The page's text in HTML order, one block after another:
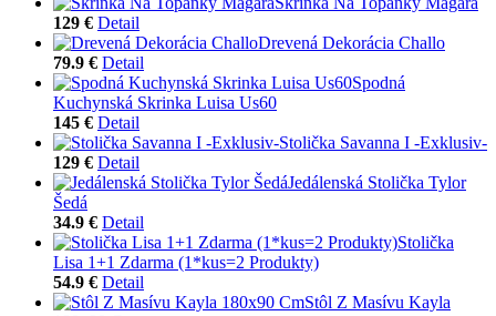
129 € Detail
Drevená Dekorácia Challo
79.9 € Detail
Spodná
Kuchynská Skrinka Luisa Us60
145 € Detail
Stolička Savanna I -Exklusiv-
129 € Detail
Jedálenská Stolička Tylor
Šedá
34.9 € Detail
Stolička
Lisa 1+1 Zdarma (1*kus=2 Produkty)
54.9 € Detail
Stôl Z Masívu Kayla